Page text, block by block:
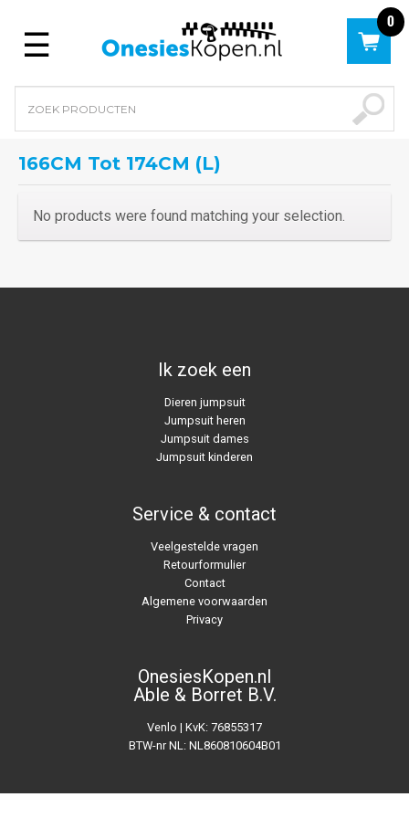
Menu
0
166CM Tot 174CM (L)
No products were found matching your selection.
Ik zoek een
Dieren jumpsuit
Jumpsuit heren
Jumpsuit dames
Jumpsuit kinderen
Service & contact
Veelgestelde vragen
Retourformulier
Contact
Algemene voorwaarden
Privacy
OnesiesKopen.nl
Able & Borret B.V.
Venlo | KvK: 76855317
BTW-nr NL: NL860810604B01